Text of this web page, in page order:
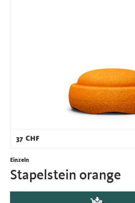
37 CHF
Einzeln
Stapelstein orange